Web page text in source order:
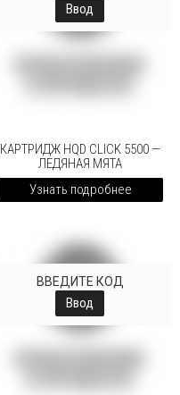
Ввод
КАРТРИДЖ HQD CLICK 5500 —
ЛЕДЯНАЯ МЯТА
Узнать подробнее
ВВЕДИТЕ КОД
Ввод